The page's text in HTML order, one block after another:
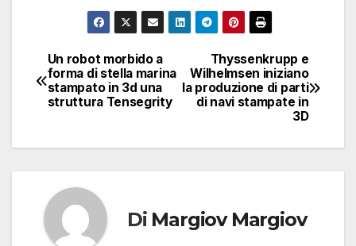
Navigazione
articoli
Thyssenkrupp e
Wilhelmsen iniziano
la produzione di parti
di navi stampate in
3D
Un robot morbido a
forma di stella marina
stampato in 3d una
struttura Tensegrity
Di Margiov Margiov